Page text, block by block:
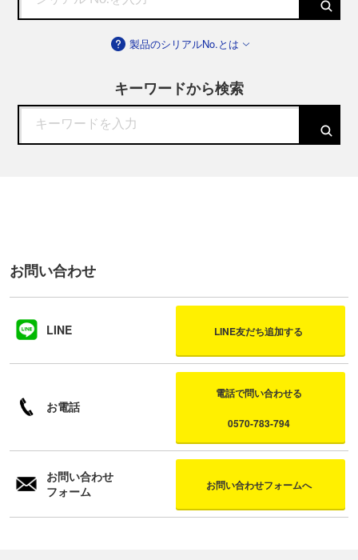
製品のシリアルNo.とは
キーワードから検索
お問い合わせ
LINE LINE友だち追加する
お電話
電話で問い合わせる
0570-783-794
お問い合わせ
フォーム
お問い合わせフォームへ